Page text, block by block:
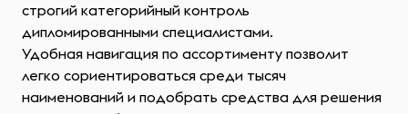
строгий категорийный контроль
дипломированными специалистами.
Удобная навигация по ассортименту позволит
легко сориентироваться среди тысяч
наименований и подобрать средства для решения